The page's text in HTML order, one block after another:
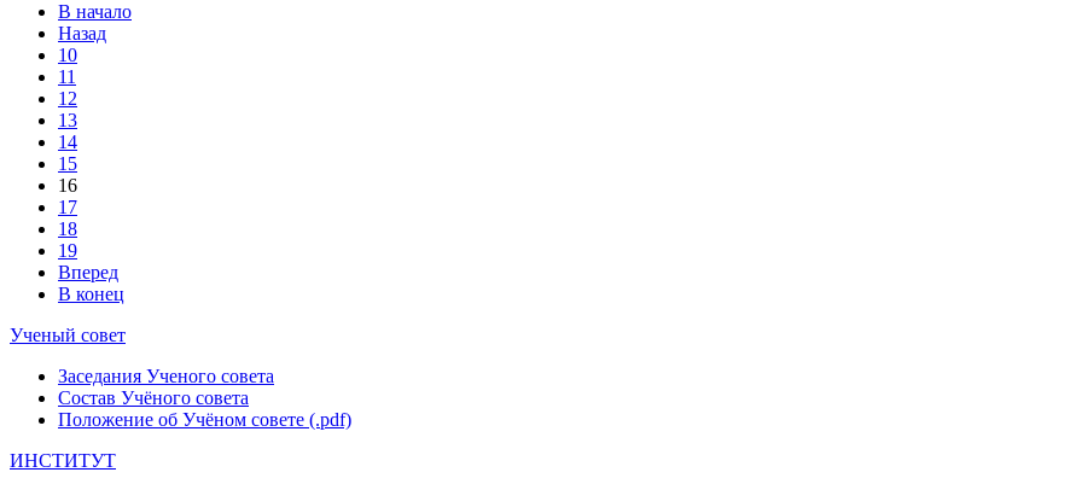
В начало
Назад
10
11
12
13
14
15
16
17
18
19
Вперед
В конец
Ученый совет
Заседания Ученого совета
Состав Учёного совета
Положение об Учёном совете (.pdf)
ИНСТИТУТ